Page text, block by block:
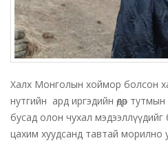
Халх Монголын хоймор болсон
нутгийн ард иргэдийн өдөр
бусад олон чухал
цахим хуудсанд тавтай морилно